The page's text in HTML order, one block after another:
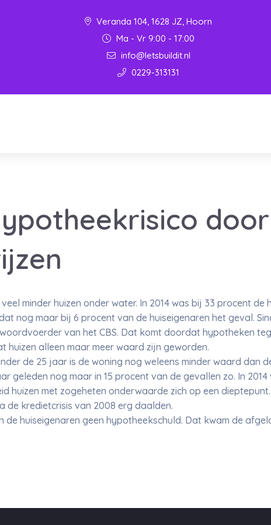
Veranda 104, 1628 JZ, Hoorn
Ma - Vr 9:00 - 17:00
info@letsbuildit.nl
0229-313131
minder huizen onder water. In 2014 was bij 33 procent
nog maar bij 6 procent van de huiseigenaren het geval.
van het CBS. Dat komt doordat hypotheken
huizen alleen maar meer waard zijn geworden.
de 25 jaar is de woning nog weleens minder waard dan
geleden nog maar in 15 procent van de gevallen zo. In
huizen met zogeheten onderwaarde zich op een
de kredietcrisis van 2008 erg daalden.
de huiseigenaren geen hypotheekschuld. Dat kwam de